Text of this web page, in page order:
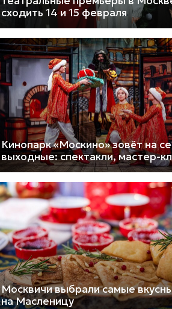
сходить 14 и 15 февраля
Кинопарк «Москино» зовёт на
выходные: спектакли, мастер-
кино
Москвичи выбрали самые
на Масленицу